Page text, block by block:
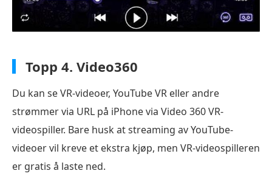
Topp 4. Video360
Du kan se VR-videoer, YouTube VR eller andre
strømmer via URL på iPhone via Video 360 VR-
videospiller. Bare husk at streaming av YouTube-
videoer vil kreve et ekstra kjøp, men VR-videospilleren
er gratis å laste ned.